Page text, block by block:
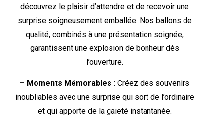
découvrez le plaisir d’attendre et de recevoir une
surprise soigneusement emballée. Nos ballons de
qualité, combinés à une présentation soignée,
garantissent une explosion de bonheur dès
l’ouverture.
– Moments Mémorables : Créez des souvenirs
inoubliables avec une surprise qui sort de l’ordinaire
et qui apporte de la gaieté instantanée.